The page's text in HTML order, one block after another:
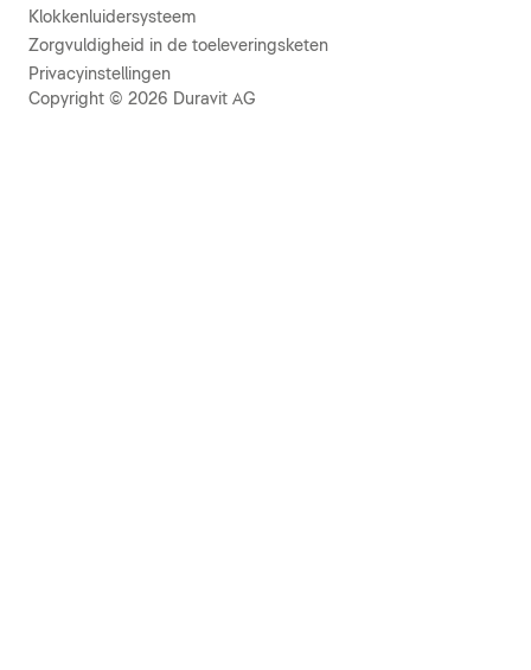
Klokkenluidersysteem
Zorgvuldigheid in de toeleveringsketen
Privacyinstellingen
Copyright © 2026 Duravit AG